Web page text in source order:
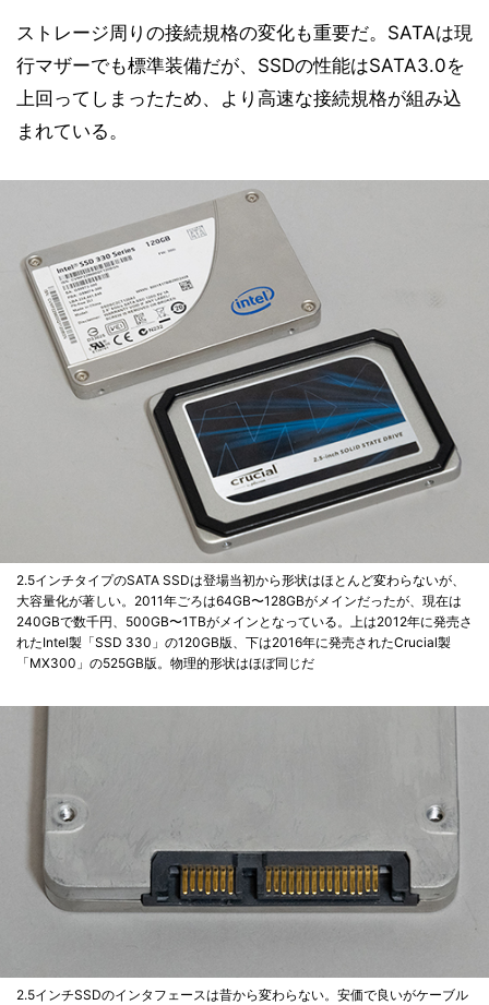
ストレージ周りの接続規格の変化も重要だ。SATAは現
行マザーでも標準装備だが、SSDの性能はSATA3.0を
上回ってしまったため、より高速な接続規格が組み込
まれている。
2.5インチタイプのSATA SSDは登場当初から形状はほとんど変わらないが、
大容量化が著しい。2011年ごろは64GB〜128GBがメインだったが、現在は
240GBで数千円、500GB〜1TBがメインとなっている。上は2012年に発売さ
れたIntel製「SSD 330」の120GB版、下は2016年に発売されたCrucial製
「MX300」の525GB版。物理的形状はほぼ同じだ
2.5インチSSDのインタフェースは昔から変わらない。安価で良いがケーブル